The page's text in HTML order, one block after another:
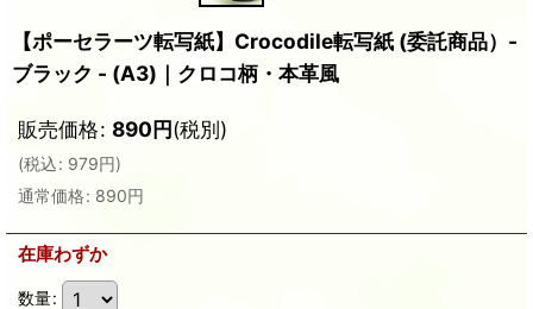
【ポーセラーツ転写紙】Crocodile転写紙 (委託商品）-
ブラック - (A3)｜クロコ柄・本革風
販売価格: 890円(税別)
(税込: 979円)
通常価格: 890円
在庫わずか
数量: